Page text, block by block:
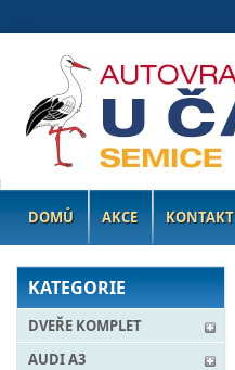
DOMŮ AKCE KONTAKT
KATEGORIE
DVEŘE KOMPLET
AUDI A3